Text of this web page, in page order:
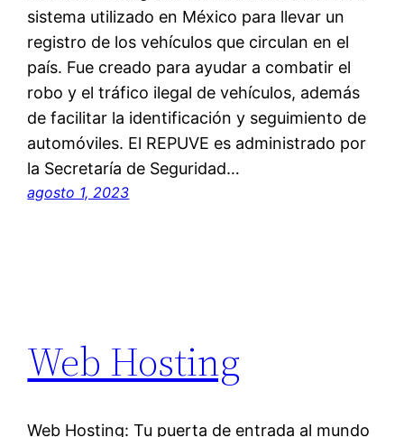
sistema utilizado en México para llevar un
registro de los vehículos que circulan en el
país. Fue creado para ayudar a combatir el
robo y el tráfico ilegal de vehículos, además
de facilitar la identificación y seguimiento de
automóviles. El REPUVE es administrado por
la Secretaría de Seguridad…
agosto 1, 2023
Web Hosting
Web Hosting: Tu puerta de entrada al mundo